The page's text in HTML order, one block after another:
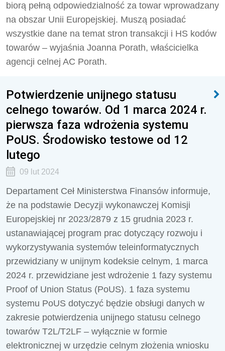
biorą pełną odpowiedzialność za towar wprowadzany
na obszar Unii Europejskiej. Muszą posiadać
wszystkie dane na temat stron transakcji i HS kodów
towarów – wyjaśnia Joanna Porath, właścicielka
agencji celnej AC Porath.
Potwierdzenie unijnego statusu
celnego towarów. Od 1 marca 2024 r.
pierwsza faza wdrożenia systemu
PoUS. Środowisko testowe od 12
lutego
09 lut 2024
Departament Ceł Ministerstwa Finansów informuje,
że na podstawie Decyzji wykonawczej Komisji
Europejskiej nr 2023/2879 z 15 grudnia 2023 r.
ustanawiającej program prac dotyczący rozwoju i
wykorzystywania systemów teleinformatycznych
przewidziany w unijnym kodeksie celnym, 1 marca
2024 r. przewidziane jest wdrożenie 1 fazy systemu
Proof of Union Status (PoUS). 1 faza systemu
systemu PoUS dotyczyć będzie obsługi danych w
zakresie potwierdzenia unijnego statusu celnego
towarów T2L/T2LF – wyłącznie w formie
elektronicznej w urzędzie celnym złożenia wniosku